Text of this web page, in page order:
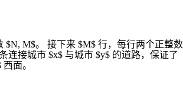
$N, M$。 接下来 $M$ 行，每行两个正整数
连接城市 $x$ 与城市 $y$ 的道路，保证了
面。